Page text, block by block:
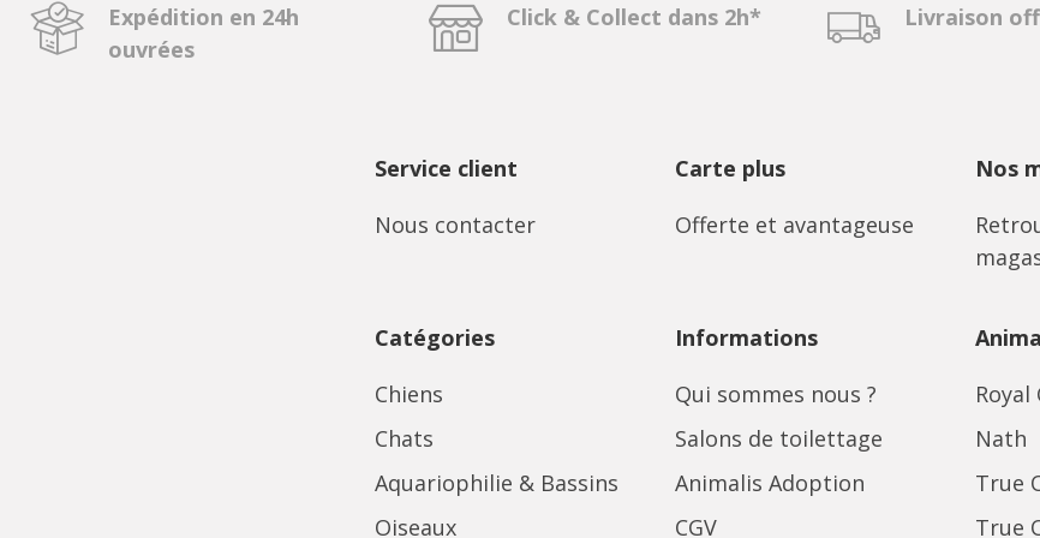
Expédition en 24h
ouvrées
Click & Collect dans 2h* Livraison
Service client
Nous contacter
Carte plus
Offerte et avantageuse
Nos
Catégories
Chiens
Chats
Aquariophilie & Bassins
Oiseaux
Informations
Qui sommes nous ?
Salons de toilettage
Animalis Adoption
CGV
Royal
Nath
True
True